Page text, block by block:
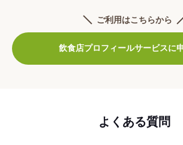
ご利用はこちらから
飲食店プロフィールサービスに
よくある質問